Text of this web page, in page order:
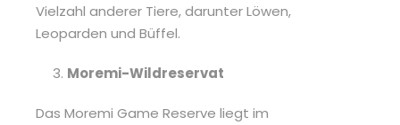
Vielzahl anderer Tiere, darunter Löwen,
Leoparden und Büffel.
Moremi-Wildreservat
Das Moremi Game Reserve liegt im